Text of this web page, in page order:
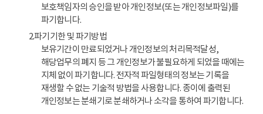
보호책임자의 승인을 받아 개인정보(또는 개인정보파일)를
파기합니다.
2.파기기한 및 파기방법
보유기간이 만료되었거나 개인정보의 처리목적달성,
해당업무의 폐지 등 그 개인정보가 불필요하게 되었을 때에는
지체 없이 파기합니다. 전자적 파일형태의 정보는 기록을
재생할 수 없는 기술적 방법을 사용합니다. 종이에 출력된
개인정보는 분쇄기로 분쇄하거나 소각을 통하여 파기합니다.